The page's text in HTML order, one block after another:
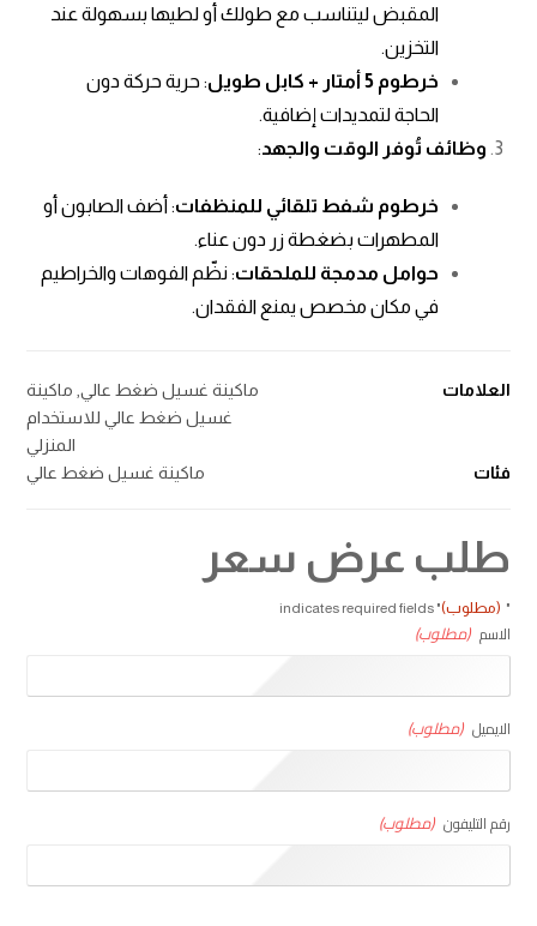
المقبض ليتناسب مع طولك أو لطيها بسهولة عند
التخزين.
خرطوم 5 أمتار + كابل طويل
: حرية حركة دون
الحاجة لتمديدات إضافية.
وظائف تُوفر الوقت والجهد:
خرطوم شفط تلقائي للمنظفات: أضف الصابون أو
المطهرات بضغطة زر دون عناء.
حوامل مدمجة للملحقات: نظّم الفوهات والخراطيم
في مكان مخصص يمنع الفقدان.
العلامات ماكينة غسيل ضغط عالي, ماكينة
غسيل ضغط عالي للاستخدام
المنزلي
فئات
ماكينة غسيل ضغط عالي
طلب عرض سعر
" (مطلوب)" indicates required fields
الاسم (مطلوب)
الايميل (مطلوب)
رقم التليفون (مطلوب)